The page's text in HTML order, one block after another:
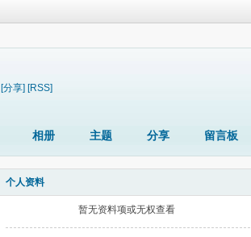
[分享] [RSS]
相册 主题 分享 留言板
个人资料
暂无资料项或无权查看